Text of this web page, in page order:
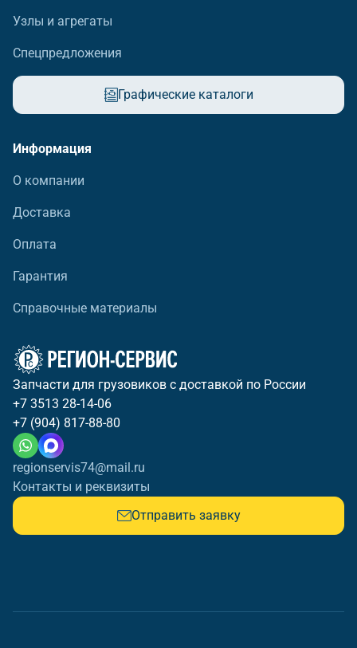
Узлы и агрегаты
Спецпредложения
Графические каталоги
Информация
О компании
Доставка
Оплата
Гарантия
Справочные материалы
Запчасти для грузовиков с доставкой по России
+7 3513 28-14-06
+7 (904) 817-88-80
regionservis74@mail.ru
Контакты и реквизиты
Отправить заявку